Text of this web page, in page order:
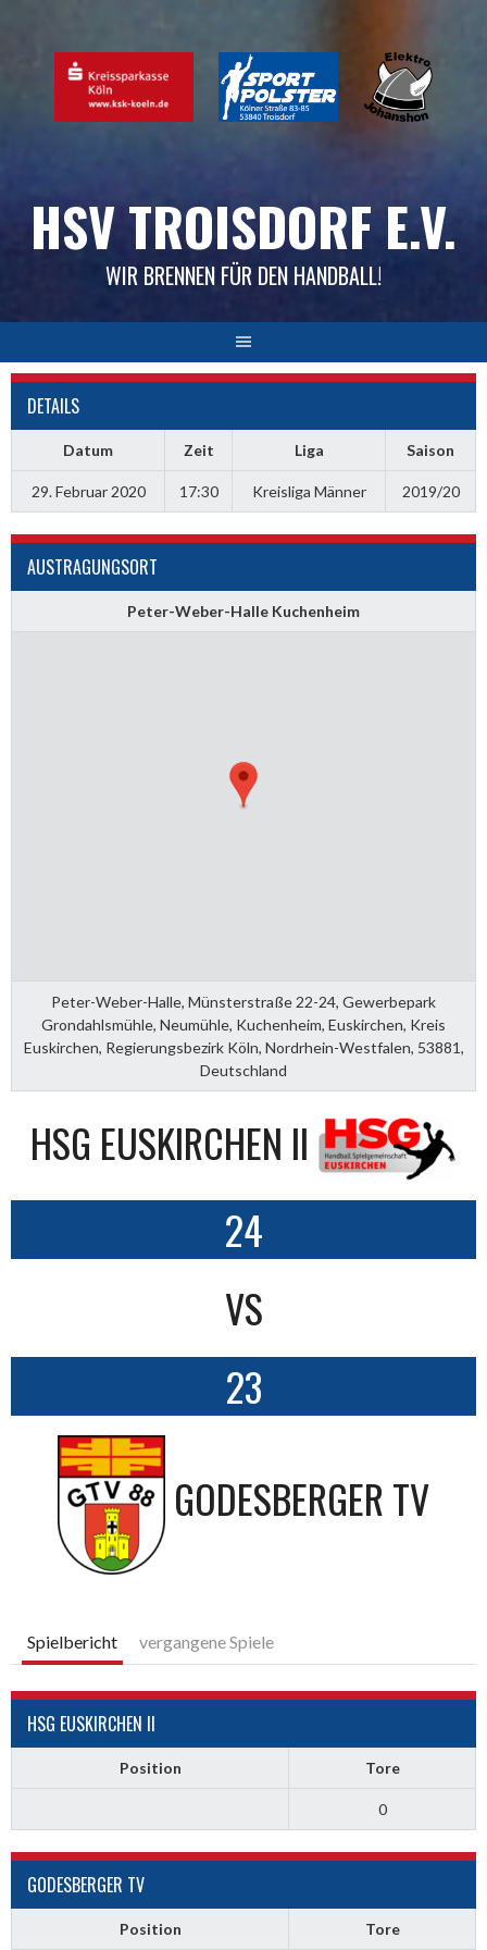
HSV TROISDORF E.V.
WIR BRENNEN FÜR DEN HANDBALL!
DETAILS
Datum Zeit Liga Saison
29. Februar 2020 17:30 Kreisliga Männer 2019/20
AUSTRAGUNGSORT
Peter-Weber-Halle Kuchenheim
Peter-Weber-Halle, Münsterstraße 22-24, Gewerbepark
Grondahlsmühle, Neumühle, Kuchenheim, Euskirchen, Kreis
Euskirchen, Regierungsbezirk Köln, Nordrhein-Westfalen, 53881,
Deutschland
HSG EUSKIRCHEN II
24
VS
23
GODESBERGER TV
Spielbericht vergangene Spiele
HSG EUSKIRCHEN II
Position Tore
0
GODESBERGER TV
Position Tore